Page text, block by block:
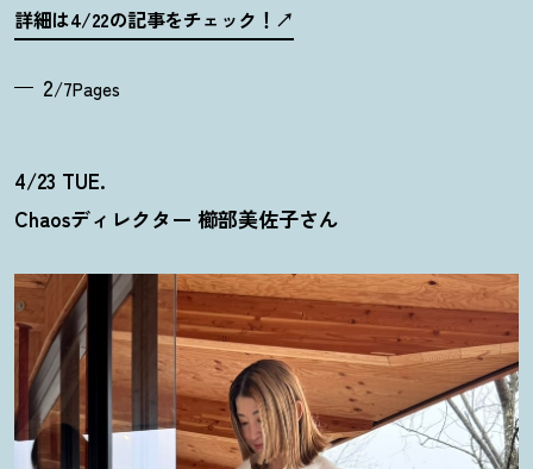
詳細は4/22の記事をチェック ！
2/7Pages
4/23 TUE.
Chaosディレクター 櫛部美佐子さん